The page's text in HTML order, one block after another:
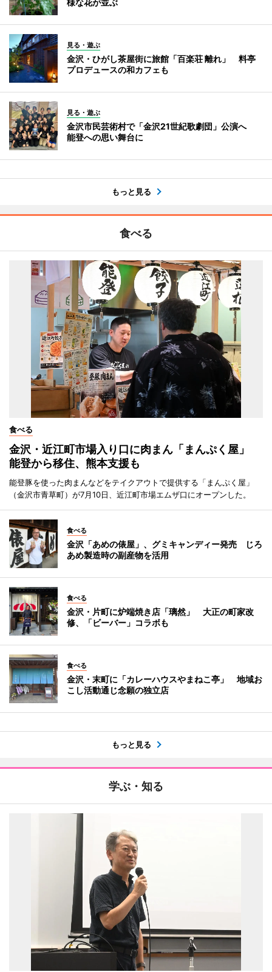
見る・遊ぶ
金沢・ひがし茶屋街に旅館「百楽荘 離れ」 料亭
プロデュースの和カフェも
見る・遊ぶ
金沢市民芸術村で「金沢21世紀歌劇団」公演へ
能登への思い舞台に
もっと見る
食べる
食べる
金沢・近江町市場入り口に肉まん「まんぷく屋」
能登から移住、熊本支援も
能登豚を使った肉まんなどをテイクアウトで提供する「まんぷく屋」
（金沢市青草町）が7月10日、近江町市場エムザ口にオープンした。
食べる
金沢「あめの俵屋」、グミキャンディー発売 じろ
あめ製造時の副産物を活用
食べる
金沢・片町に炉端焼き店「璃然」 大正の町家改
修、「ビーバー」コラボも
食べる
金沢・末町に「カレーハウスやまねこ亭」 地域お
こし活動通じ念願の独立店
もっと見る
学ぶ・知る